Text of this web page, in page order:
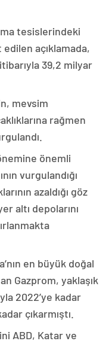
tesislerindeki
açıklamada,
39,2 milyar
mevsim
rağmen
önemli
vurgulandığı
azaldığı göz
altı depolarını
en büyük doğal
Gazprom, yaklaşık
2022’ye kadar
çıkarmıştı.
ABD, Katar ve